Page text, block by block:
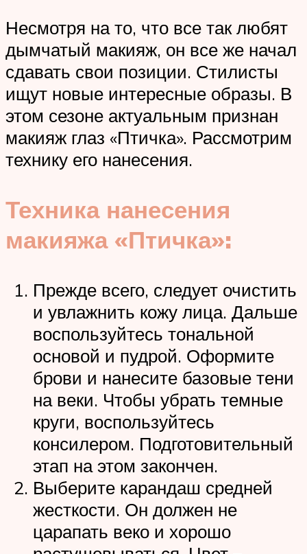
Несмотря на то, что все так любят
дымчатый макияж, он все же начал
сдавать свои позиции. Стилисты
ищут новые интересные образы. В
этом сезоне актуальным признан
макияж глаз «Птичка». Рассмотрим
технику его нанесения.
Техника нанесения
макияжа «Птичка»:
Прежде всего, следует очистить
и увлажнить кожу лица. Дальше
воспользуйтесь тональной
основой и пудрой. Оформите
брови и нанесите базовые тени
на веки. Чтобы убрать темные
круги, воспользуйтесь
консилером. Подготовительный
этап на этом закончен.
Выберите карандаш средней
жесткости. Он должен не
царапать веко и хорошо